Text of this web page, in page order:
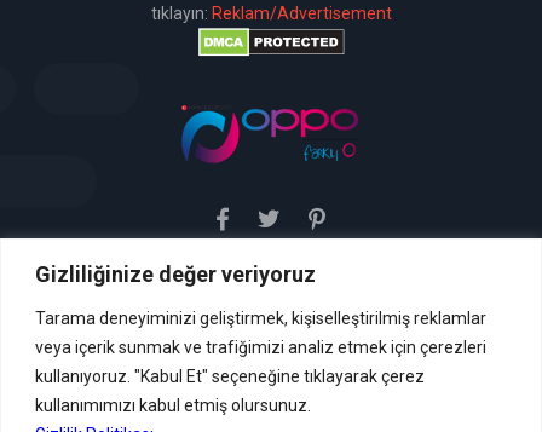
Gizliliğinize değer veriyoruz
Tarama deneyiminizi geliştirmek, kişiselleştirilmiş reklamlar
veya içerik sunmak ve trafiğimizi analiz etmek için çerezleri
kullanıyoruz. "Kabul Et" seçeneğine tıklayarak çerez
kullanımımızı kabul etmiş olursunuz.
tıklayın: Reklam/Advertisement
Sitemiz uyar / kaldır prensibini benimsemiştir. Sitemiz,
hizmetini vermektedir. Bu yasaya göre, Site yönetimi
hukuka aykırı içerikleri kontrol etme yükümlülüğü yoktur. Bu
nedenle, web sitemiz uyar / kaldır prensibini
benimsemiştir ve kullanmaktadır. (
İletişim
Formu Veya ( info[AT]caglaryildiz[DOT]net )